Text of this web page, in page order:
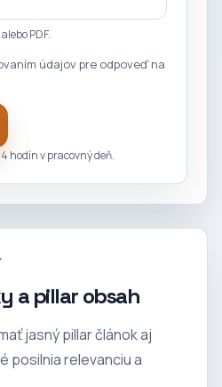
PDF.
údajov pre odpoveď na
hodín v pracovný deň.
a pillar obsah
jasný pillar článok aj
posilnia relevanciu a